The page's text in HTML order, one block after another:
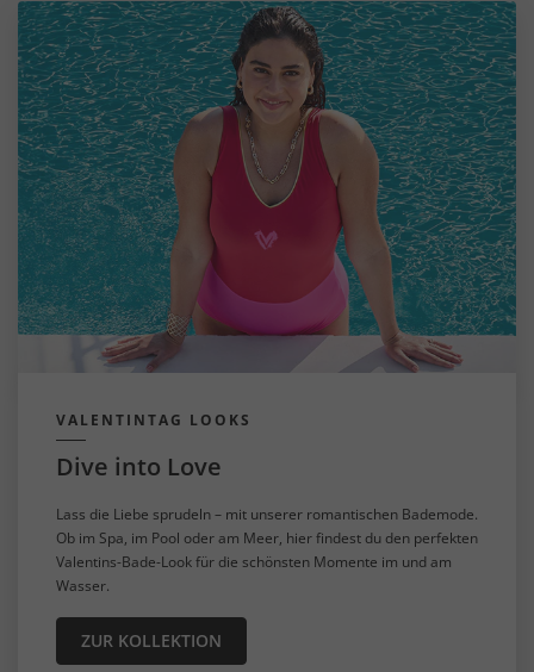
VALENTINTAG LOOKS
Dive into Love
Lass die Liebe sprudeln – mit unserer romantischen Bademode.
Ob im Spa, im Pool oder am Meer, hier findest du den perfekten
Valentins-Bade-Look für die schönsten Momente im und am
Wasser.
ZUR KOLLEKTION